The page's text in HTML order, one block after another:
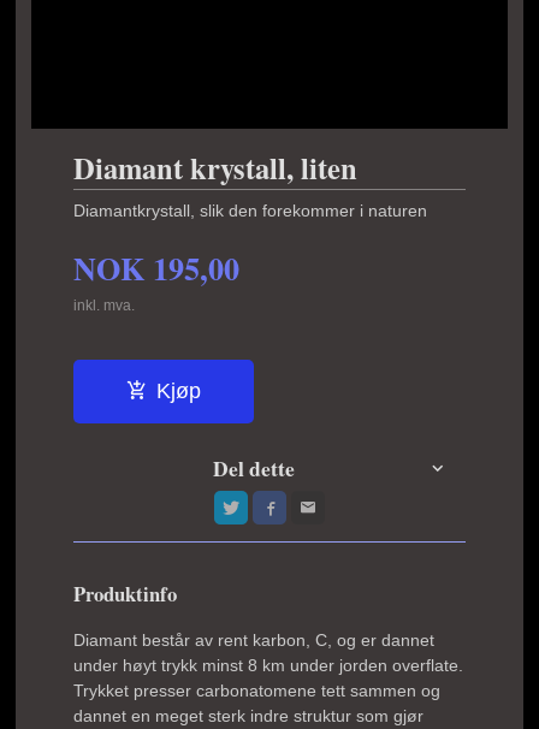
Diamant krystall, liten
Diamantkrystall, slik den forekommer i naturen
NOK 195,00
inkl. mva.
Kjøp
Del dette
Produktinfo
Diamant består av rent karbon, C, og er dannet
under høyt trykk minst 8 km under jorden overflate.
Trykket presser carbonatomene tett sammen og
dannet en meget sterk indre struktur som gjør